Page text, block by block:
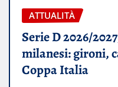
ATTUALITÀ
Serie D 2026/
milanesi: gironi,
Coppa Italia